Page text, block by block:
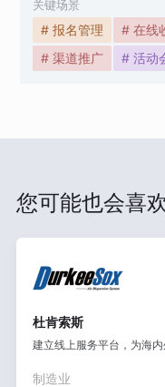
关键场景
# 报名管理 # 在线
# 渠道推广
# 活动
您可能也会喜
杜肯索斯
建立线上服务平台，为海
制造业